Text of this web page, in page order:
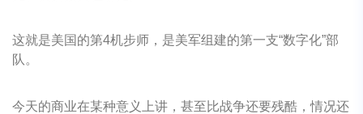
这就是美国的第4机步师，是美军组建的第一支“数字化”部
队。
今天的商业在某种意义上讲，甚至比战争还要残酷，情况还